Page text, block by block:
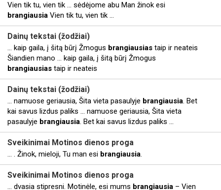
Vien tik tu, vien tik ... sėdėjome abu Man žinok esi
brangiausia Vien tik tu, vien tik ...
Dainų tekstai (žodžiai)
... kaip gaila, į šitą būrį Žmogus brangiausias taip ir neateis
Šiandien mano ... kaip gaila, į šitą būrį Žmogus
brangiausias taip ir neateis
Dainų tekstai (žodžiai)
... namuose geriausia, Šita vieta pasaulyje brangiausia. Bet
kai savus lizdus paliks ... namuose geriausia, Šita vieta
pasaulyje brangiausia. Bet kai savus lizdus paliks ...
Sveikinimai Motinos dienos proga
... . Žinok, mieloji, Tu man esi brangiausia.
Sveikinimai Motinos dienos proga
... dvasia stipresni. Motinėle, esi mums brangiausia – Vien